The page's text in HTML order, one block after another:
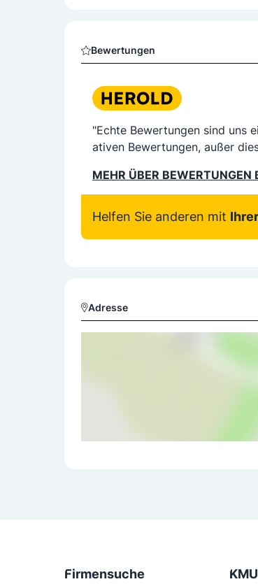
Bewertungen
"Echte Bewertungen sind uns
ativen Bewertungen, außer
MEHR ÜBER BEWERTUNGEN
Helfen Sie anderen mit
Adresse
Firmensuche